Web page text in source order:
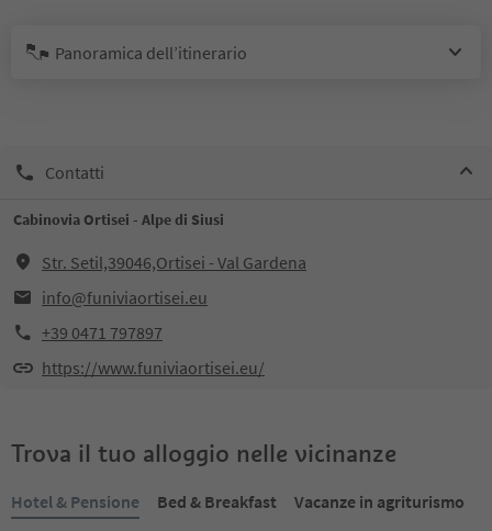
Panoramica dell’itinerario
Contatti
Cabinovia Ortisei - Alpe di Siusi
Str. Setil,39046,Ortisei - Val Gardena
info@funiviaortisei.eu
+39 0471 797897
https://www.funiviaortisei.eu/
Trova il tuo alloggio nelle vicinanze
Hotel & Pensione Bed & Breakfast
Vacanze in agriturismo